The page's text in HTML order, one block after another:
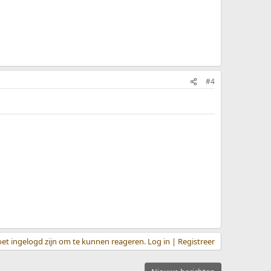
#4
ingelogd zijn om te kunnen reageren. Log in | Registreer